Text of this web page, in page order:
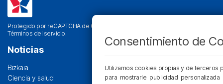
Protegido por reCAPTCHA de Google. Se aplican su
Términos del servicio.
Noticias
Bizkaia
Ciencia y salud
Consentimiento de
Utilizamos cookies propias y de terceros
para mostrarle publicidad